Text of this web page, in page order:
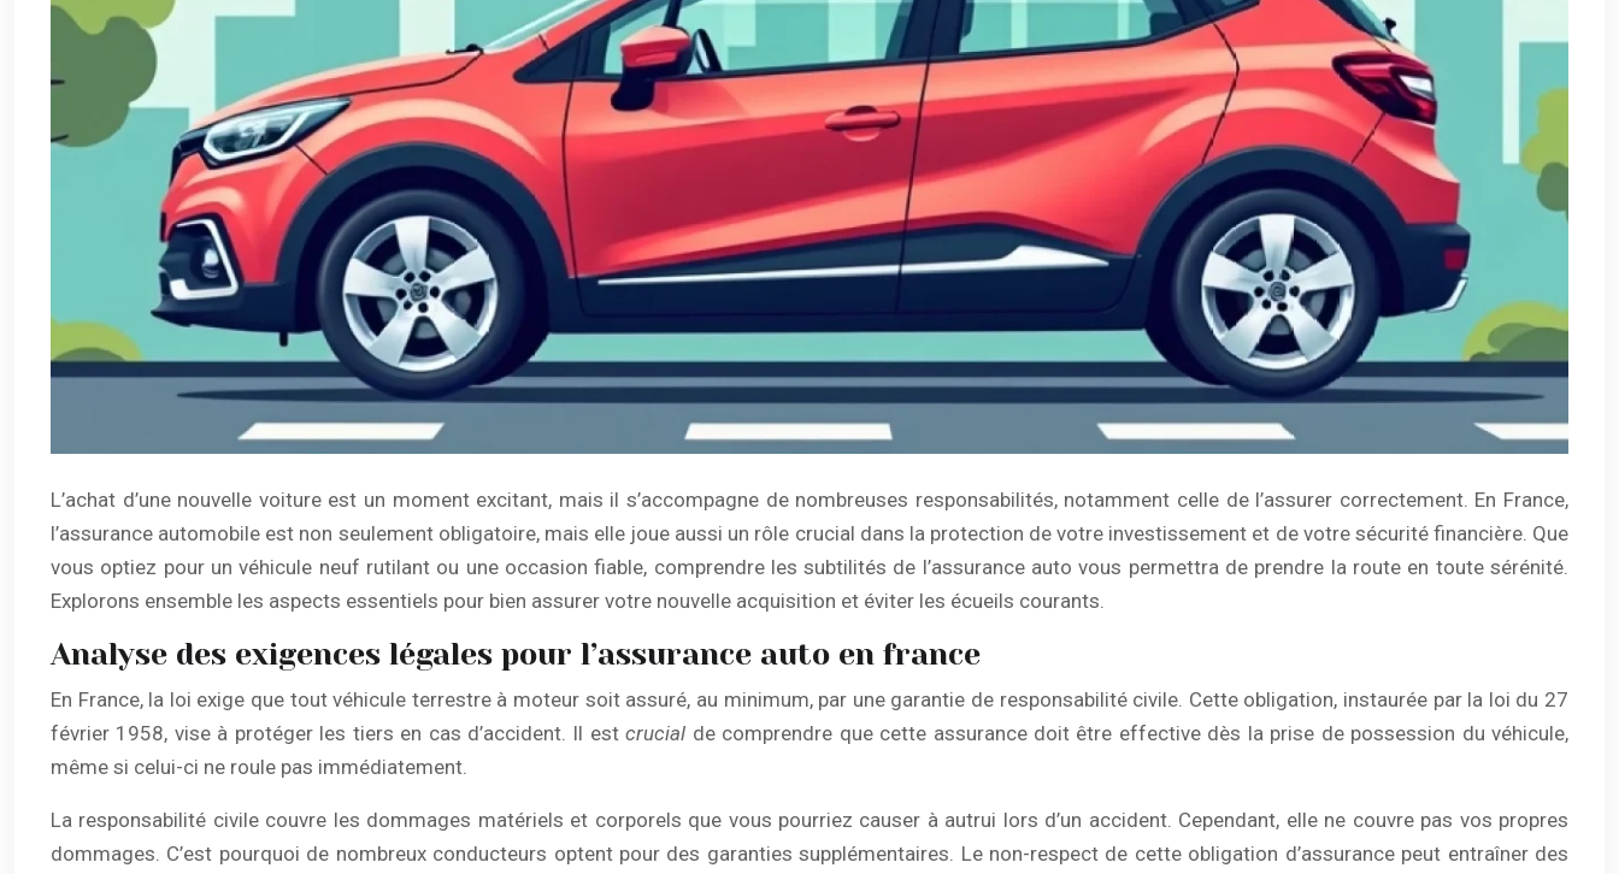
L’achat d’une nouvelle voiture est un moment excitant, mais il s’accompagne de nombreuses responsabilités, notamment celle de l’assurer correctement. En France,
l’assurance automobile est non seulement obligatoire, mais elle joue aussi un rôle crucial dans la protection de votre investissement et de votre sécurité financière. Que
vous optiez pour un véhicule neuf rutilant ou une occasion fiable, comprendre les subtilités de l’assurance auto vous permettra de prendre la route en toute sérénité.
Explorons ensemble les aspects essentiels pour bien assurer votre nouvelle acquisition et éviter les écueils courants.
Analyse des exigences légales pour l’assurance auto en france
En France, la loi exige que tout véhicule terrestre à moteur soit assuré, au minimum, par une garantie de responsabilité civile. Cette obligation, instaurée par la loi du 27
février 1958, vise à protéger les tiers en cas d’accident. Il estcrucial de comprendre que cette assurance doit être effective dès la prise de possession du véhicule,
même si celui-ci ne roule pas immédiatement.
La responsabilité civile couvre les dommages matériels et corporels que vous pourriez causer à autrui lors d’un accident. Cependant, elle ne couvre pas vos propres
dommages. C’est pourquoi de nombreux conducteurs optent pour des garanties supplémentaires. Le non-respect de cette obligation d’assurance peut entraîner des